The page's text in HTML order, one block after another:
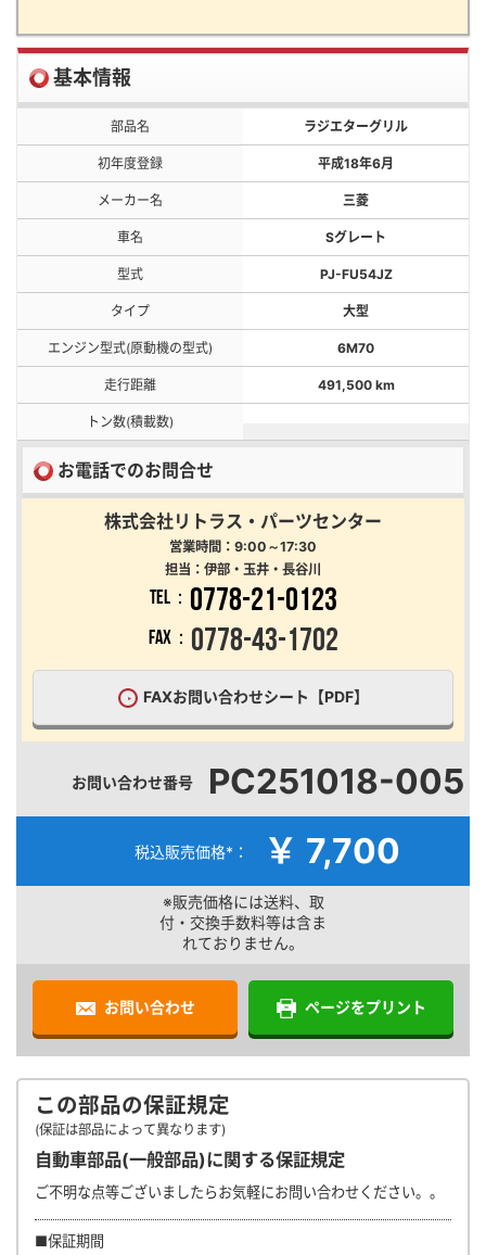
基本情報
部品名 ラジエターグリル
初年度登録 平成18年6月
メーカー名 三菱
車名 Sグレート
型式 PJ-FU54JZ
タイプ 大型
エンジン型式(原動機の型式) 6M70
走行距離 491,500 km
トン数(積載数)
お電話でのお問合せ
株式会社リトラス・パーツセンター
営業時間：9:00～17:30
担当：伊部・玉井・長谷川
TEL： 0778-21-0123
FAX： 0778-43-1702
FAXお問い合わせシート【PDF】
お問い合わせ番号 PC251018-005
税込販売価格*： ￥ 7,700
※販売価格には送料、取
付・交換手数料等は含ま
れておりません。
お問い合わせ ページをプリント
この部品の保証規定
(保証は部品によって異なります)
自動車部品(一般部品)に関する保証規定
ご不明な点等ございましたらお気軽にお問い合わせください。。
■保証期間